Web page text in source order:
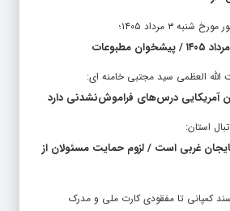
۳ مرداد ۱۴۰۵؛
الله العظمی سید مجتبی خامنه ای:
آمریکایی درس‌های فراموش‌نشدنی دارد
استان:
غربی است / لزوم حمایت مسئولان از
کمپانی تا مفقودی کارت ملی و مدرک